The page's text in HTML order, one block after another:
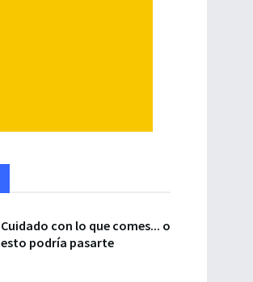
Cuidado con lo que comes... o
esto podría pasarte